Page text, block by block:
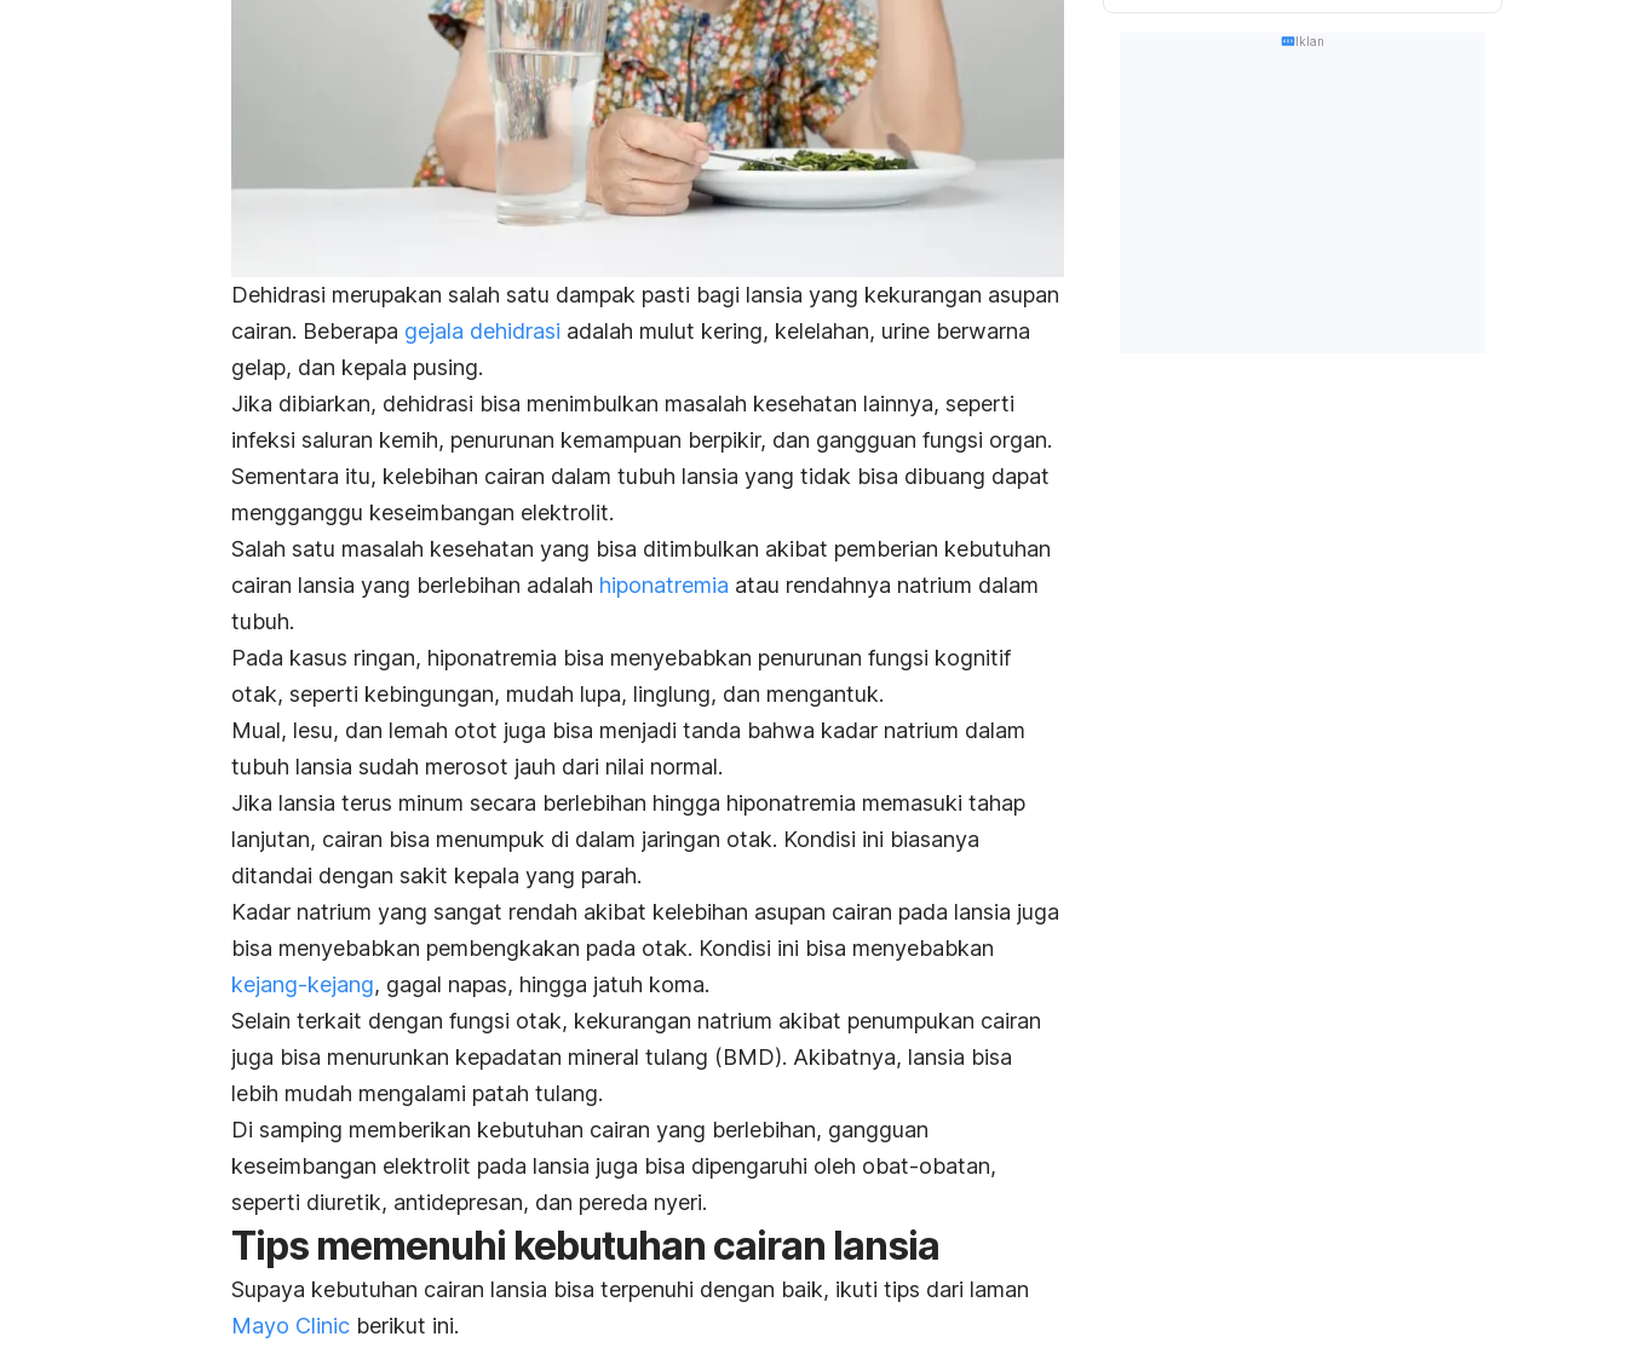
Dehidrasi merupakan salah satu dampak pasti bagi lansia yang kekurangan asupan
cairan. Beberapa gejala dehidrasi adalah mulut kering, kelelahan, urine berwarna
gelap, dan kepala pusing.
Jika dibiarkan, dehidrasi bisa menimbulkan masalah kesehatan lainnya, seperti
infeksi saluran kemih, penurunan kemampuan berpikir, dan gangguan fungsi organ.
Sementara itu, kelebihan cairan dalam tubuh lansia yang tidak bisa dibuang dapat
mengganggu keseimbangan elektrolit.
Salah satu masalah kesehatan yang bisa ditimbulkan akibat pemberian kebutuhan
cairan lansia yang berlebihan adalah hiponatremia atau rendahnya natrium dalam
tubuh.
Pada kasus ringan, hiponatremia bisa menyebabkan penurunan fungsi kognitif
otak, seperti kebingungan, mudah lupa, linglung, dan mengantuk.
Mual, lesu, dan lemah otot juga bisa menjadi tanda bahwa kadar natrium dalam
tubuh lansia sudah merosot jauh dari nilai normal.
Jika lansia terus minum secara berlebihan hingga hiponatremia memasuki tahap
lanjutan, cairan bisa menumpuk di dalam jaringan otak. Kondisi ini biasanya
ditandai dengan sakit kepala yang parah.
Kadar natrium yang sangat rendah akibat kelebihan asupan cairan pada lansia juga
bisa menyebabkan pembengkakan pada otak. Kondisi ini bisa menyebabkan
kejang-kejang, gagal napas, hingga jatuh koma.
Selain terkait dengan fungsi otak, kekurangan natrium akibat penumpukan cairan
juga bisa menurunkan kepadatan mineral tulang (BMD). Akibatnya, lansia bisa
lebih mudah mengalami patah tulang.
Di samping memberikan kebutuhan cairan yang berlebihan, gangguan
keseimbangan elektrolit pada lansia juga bisa dipengaruhi oleh obat-obatan,
seperti diuretik, antidepresan, dan pereda nyeri.
Tips memenuhi kebutuhan cairan lansia
Supaya kebutuhan cairan lansia bisa terpenuhi dengan baik, ikuti tips dari laman
Mayo Clinic berikut ini.
Iklan